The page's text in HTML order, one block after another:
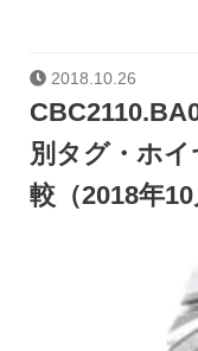
2018.10.26
別タグ・ホ
較（2018年10